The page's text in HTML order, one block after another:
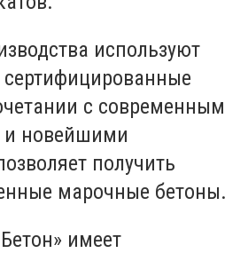
используют
с современным
и новейшими
получить
марочные бетоны.
имеет